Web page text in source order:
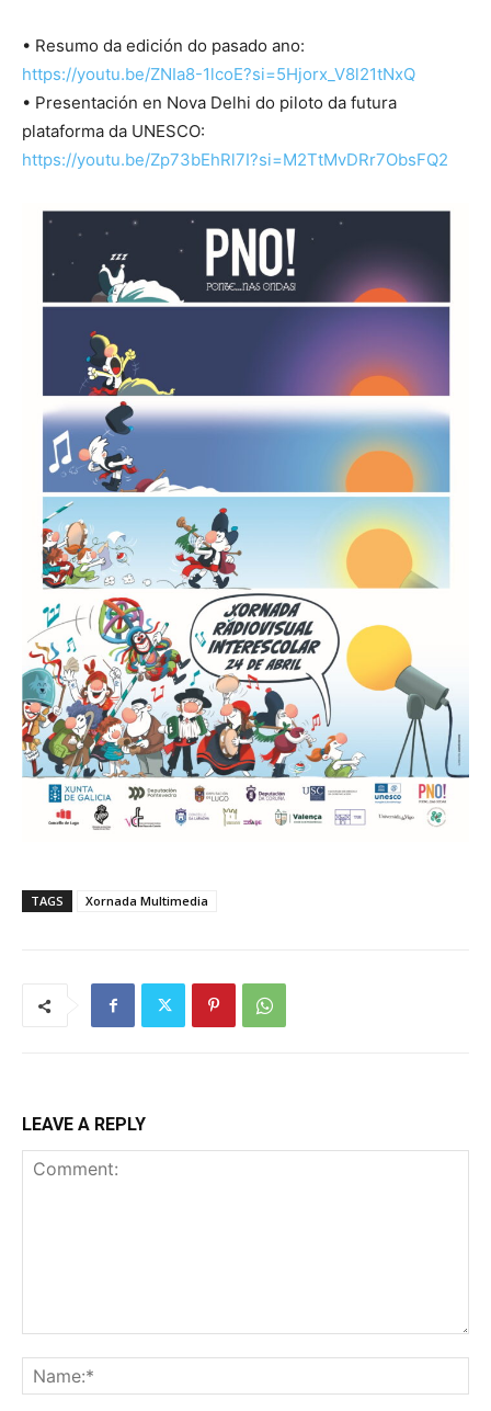
• Resumo da edición do pasado ano:
https://youtu.be/ZNIa8-1lcoE?si=5Hjorx_V8l21tNxQ
• Presentación en Nova Delhi do piloto da futura
plataforma da UNESCO:
https://youtu.be/Zp73bEhRl7I?si=M2TtMvDRr7ObsFQ2
TAGS Xornada Multimedia
LEAVE A REPLY